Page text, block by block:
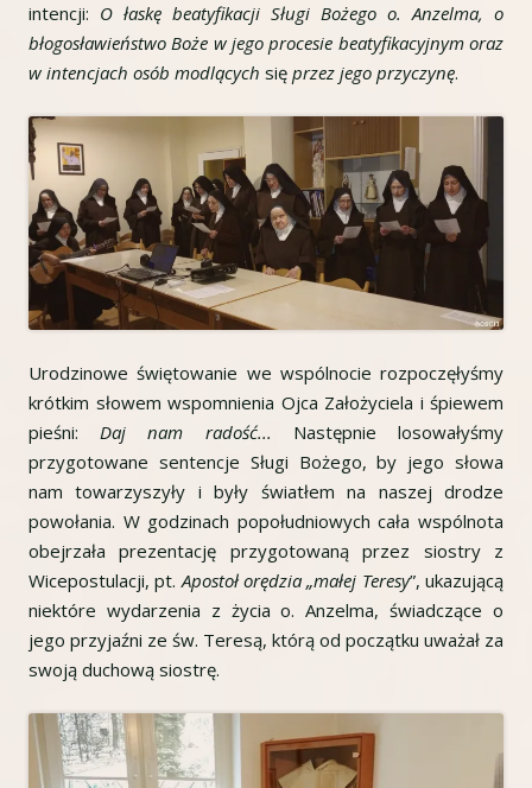
intencji: O łaskę beatyfikacji Sługi Bożego o. Anzelma, o
błogosławieństwo Boże w jego procesie beatyfikacyjnym oraz
w intencjach osób modlących się przez jego przyczynę.
Urodzinowe świętowanie we wspólnocie rozpoczęłyśmy
krótkim słowem wspomnienia Ojca Założyciela i śpiewem
pieśni: Daj nam radość... Następnie losowałyśmy
przygotowane sentencje Sługi Bożego, by jego słowa
nam towarzyszyły i były światłem na naszej drodze
powołania. W godzinach popołudniowych cała wspólnota
obejrzała prezentację przygotowaną przez siostry z
Wicepostulacji, pt.Apostoł orędzia „małej Teresy”, ukazującą
niektóre wydarzenia z życia o. Anzelma, świadczące o
jego przyjaźni ze św. Teresą, którą od początku uważał za
swoją duchową siostrę.